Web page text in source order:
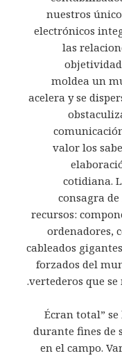
nuestros
electrónicos
las
moldea un
acelera y se
valor los
cotidiana.
consagra
recursos:
ordenadores,
cableados
forzados del
vertederos que
“Écran total”
durante fines de
en el campo.